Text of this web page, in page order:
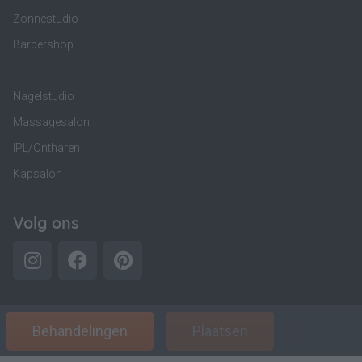
Zonnestudio
Barbershop
Nagelstudio
Massagesalon
IPL/Ontharen
Kapsalon
Volg ons
Behandelingen Plaatsen